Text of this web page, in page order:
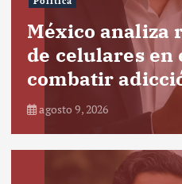
México analiza
de celulares en
combatir
agosto 9, 2026